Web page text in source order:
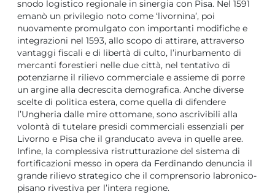
snodo logistico regionale in sinergia con Pisa. Nel 1591
emanò un privilegio noto come ‘livornina’, poi
nuovamente promulgato con importanti modifiche e
integrazioni nel 1593, allo scopo di attirare, attraverso
vantaggi fiscali e di libertà di culto, l’inurbamento di
mercanti forestieri nelle due città, nel tentativo di
potenziarne il rilievo commerciale e assieme di porre
un argine alla decrescita demografica. Anche diverse
scelte di politica estera, come quella di difendere
l’Ungheria dalle mire ottomane, sono ascrivibili alla
volontà di tutelare presidi commerciali essenziali per
Livorno e Pisa che il granducato aveva in quelle aree.
Infine, la complessiva ristrutturazione del sistema di
fortificazioni messo in opera da Ferdinando denuncia il
grande rilievo strategico che il comprensorio labronico-
pisano rivestiva per l’intera regione.